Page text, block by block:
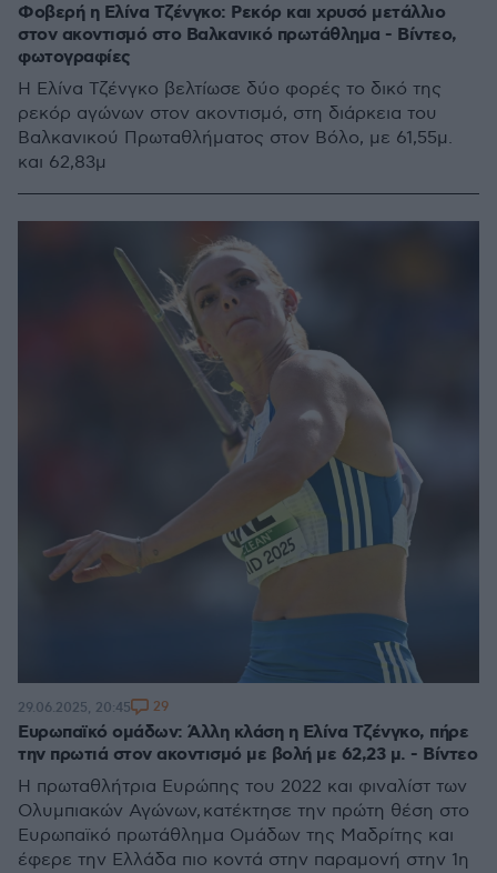
Φοβερή η Ελίνα Τζένγκο: Ρεκόρ και χρυσό μετάλλιο
στον ακοντισμό στο Βαλκανικό πρωτάθλημα - Βίντεο,
φωτογραφίες
Η Ελίνα Τζένγκο βελτίωσε δύο φορές το δικό της
ρεκόρ αγώνων στον ακοντισμό, στη διάρκεια του
Βαλκανικού Πρωταθλήματος στον Βόλο, με 61,55μ.
και 62,83μ
Ευρωπαϊκό ομάδων: Άλλη κλάση η Ελίνα Τζένγκο, πήρε
την πρωτιά στον ακοντισμό με βολή με 62,23 μ. - Βίντεο
Η πρωταθλήτρια Ευρώπης του 2022 και φιναλίστ των
Ολυμπιακών Αγώνων, κατέκτησε την πρώτη θέση στο
Ευρωπαϊκό πρωτάθλημα Ομάδων της Μαδρίτης και
έφερε την Ελλάδα πιο κοντά στην παραμονή στην 1η
29.06.2025, 20:45 29